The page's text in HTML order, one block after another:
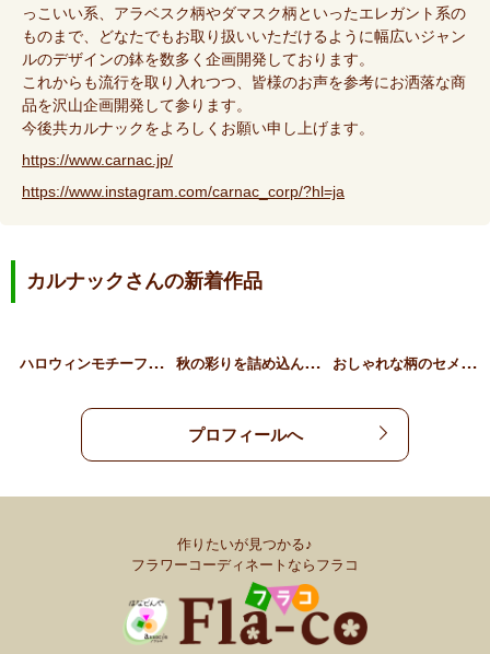
っこいい系、アラベスク柄やダマスク柄といったエレガント系の
ものまで、どなたでもお取り扱いいただけるように幅広いジャン
ルのデザインの鉢を数多く企画開発しております。
これからも流行を取り入れつつ、皆様のお声を参考にお洒落な商
品を沢山企画開発して参ります。
今後共カルナックをよろしくお願い申し上げます。
https://www.carnac.jp/
https://www.instagram.com/carnac_corp/?hl=ja
カルナックさんの新着作品
ハ
ロウィンモチーフのセメン… 秋
の彩りを詰め込んだセメン… お
しゃれな柄のセメントポッ…
プロフィールへ
作りたいが見つかる♪
フラワーコーディネートならフラコ